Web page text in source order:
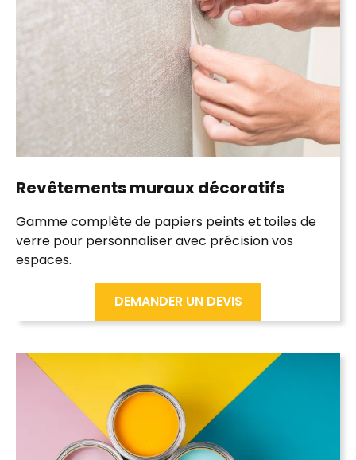
Revêtements muraux décoratifs
Gamme complète de papiers peintsettoiles de
verre pour personnaliser avec précision vos
espaces.
DEMANDER UN DEVIS